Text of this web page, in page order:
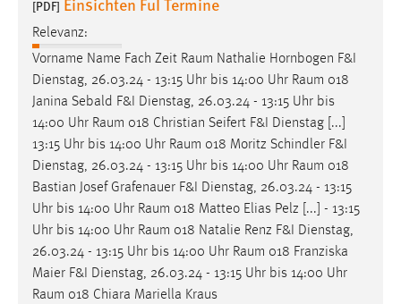
[PDF]
Relevanz:
Vorname Name Fach Zeit Raum Nathalie Hornbogen F&I
Dienstag, 26.03.24 - 13:15 Uhr bis 14:00 Uhr Raum 018
Janina Sebald F&I Dienstag, 26.03.24 - 13:15 Uhr bis
14:00 Uhr Raum 018 Christian Seifert F&I Dienstag [...]
13:15 Uhr bis 14:00 Uhr Raum 018 Moritz Schindler F&I
Dienstag, 26.03.24 - 13:15 Uhr bis 14:00 Uhr Raum 018
Bastian Josef Grafenauer F&I Dienstag, 26.03.24 - 13:15
Uhr bis 14:00 Uhr Raum 018 Matteo Elias Pelz [...] - 13:15
Uhr bis 14:00 Uhr Raum 018 Natalie Renz F&I Dienstag,
26.03.24 - 13:15 Uhr bis 14:00 Uhr Raum 018 Franziska
Maier F&I Dienstag, 26.03.24 - 13:15 Uhr bis 14:00 Uhr
Raum 018 Chiara Mariella Kraus